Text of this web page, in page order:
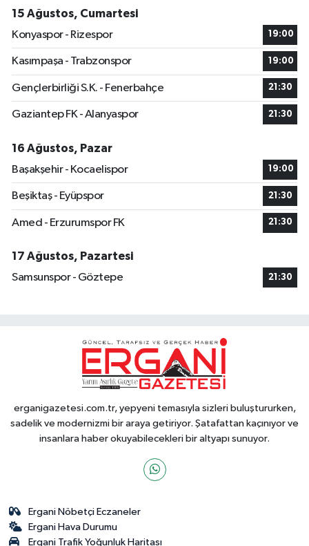
15 Ağustos, Cumartesi
Konyaspor - Rizespor
19:00
Kasımpaşa - Trabzonspor 19:00
Gençlerbirliği S.K. - Fenerbahçe 21:30
Gaziantep FK - Alanyaspor 21:30
16 Ağustos, Pazar
Başakşehir - Kocaelispor
19:00
Beşiktaş - Eyüpspor 21:30
Amed - Erzurumspor FK 21:30
17 Ağustos, Pazartesi
Samsunspor - Göztepe
21:30
erganigazetesi.com.tr, yepyeni temasıyla sizleri buluştururken,
sadelik ve modernizmi bir araya getiriyor. Şatafattan kaçınıyor ve
insanlara haber okuyabilecekleri bir altyapı sunuyor.
Ergani Nöbetçi Eczaneler
Ergani Hava Durumu
Ergani Trafik Yoğunluk Haritası